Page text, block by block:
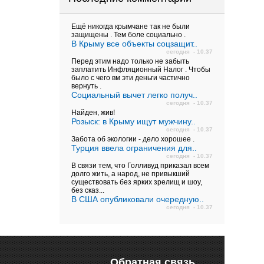
Ещё никогда крымчане так не были
защищены . Тем боле социально .
В Крыму все объекты соцзащит..
сегодня - 10.37
Перед этим надо только не забыть
заплатить Инфляционный Налог . Чтобы
было с чего вм эти деньги частично
вернуть .
Социальный вычет легко получ..
сегодня - 10.37
Найден, жив!
Розыск: в Крыму ищут мужчину..
сегодня - 10.37
Забота об экологии - дело хорошее .
Турция ввела ограничения для..
сегодня - 10.37
В связи тем, что Голливуд приказал всем
долго жить, а народ, не привыкший
существовать без ярких зрелищ и шоу,
без сказ...
В США опубликовали очередную..
сегодня - 10.37